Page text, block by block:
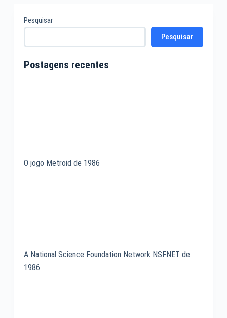
Pesquisar
Pesquisar
Postagens recentes
O jogo Metroid de 1986
A National Science Foundation Network NSFNET de
1986